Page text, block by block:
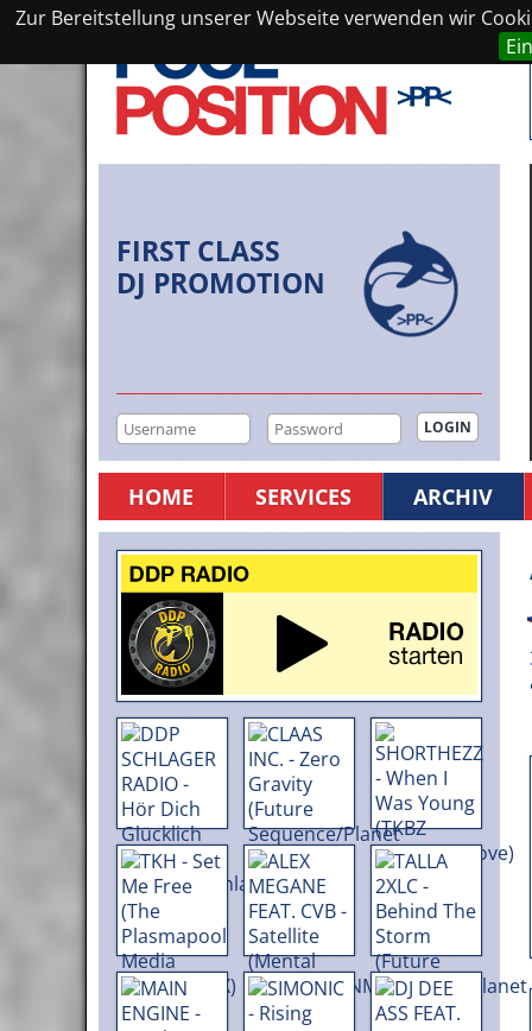
Zur Bereitstellung unserer Webseite verwenden wir
FIRST CLASS
DJ PROMOTION
HOME SERVICES ARCHIV